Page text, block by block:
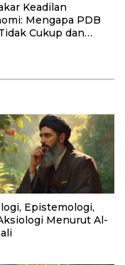
Keadilan
Mengapa PDB
Cukup dan
Epistemologi,
Menurut Al-